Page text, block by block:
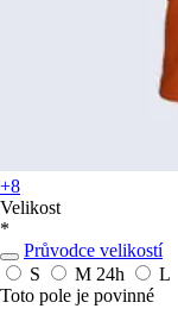
+8
Velikost
*
Průvodce velikostí
S
M 24h L
Toto pole je povinné